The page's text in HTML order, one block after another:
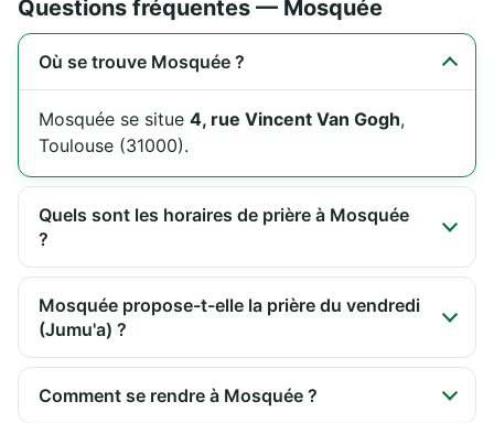
Questions fréquentes — Mosquée
Où se trouve Mosquée ?
Mosquée se situe 4, rue Vincent Van Gogh,
Toulouse (31000).
Quels sont les horaires de prière à Mosquée
?
Mosquée propose-t-elle la prière du vendredi
(Jumu'a) ?
Comment se rendre à Mosquée ?